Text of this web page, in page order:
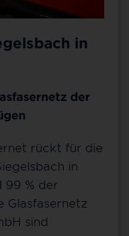
in
der
rückt für die
in
99 % der
Glasfasernetz
sind